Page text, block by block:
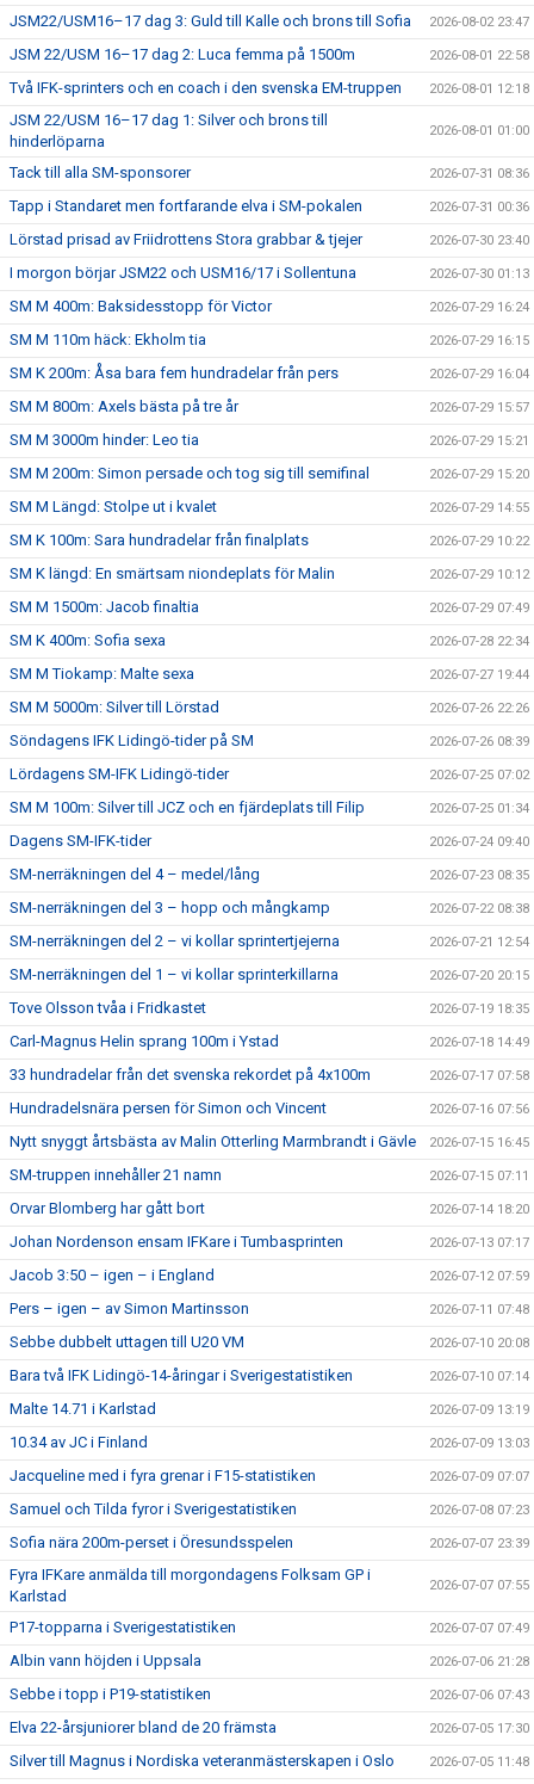
JSM22/USM16–17 dag 3: Guld till Kalle och brons till Sofia 2026-08-02 23:47
JSM 22/USM 16–17 dag 2: Luca femma på 1500m 2026-08-01 22:58
Två IFK-sprinters och en coach i den svenska EM-truppen 2026-08-01 12:18
JSM 22/USM 16–17 dag 1: Silver och brons till
hinderlöparna
2026-08-01 01:00
Tack till alla SM-sponsorer 2026-07-31 08:36
Tapp i Standaret men fortfarande elva i SM-pokalen 2026-07-31 00:36
Lörstad prisad av Friidrottens Stora grabbar & tjejer 2026-07-30 23:40
I morgon börjar JSM22 och USM16/17 i Sollentuna 2026-07-30 01:13
SM M 400m: Baksidesstopp för Victor 2026-07-29 16:24
SM M 110m häck: Ekholm tia 2026-07-29 16:15
SM K 200m: Åsa bara fem hundradelar från pers 2026-07-29 16:04
SM M 800m: Axels bästa på tre år 2026-07-29 15:57
SM M 3000m hinder: Leo tia 2026-07-29 15:21
SM M 200m: Simon persade och tog sig till semifinal 2026-07-29 15:20
SM M Längd: Stolpe ut i kvalet 2026-07-29 14:55
SM K 100m: Sara hundradelar från finalplats 2026-07-29 10:22
SM K längd: En smärtsam niondeplats för Malin 2026-07-29 10:12
SM M 1500m: Jacob finaltia 2026-07-29 07:49
SM K 400m: Sofia sexa 2026-07-28 22:34
SM M Tiokamp: Malte sexa 2026-07-27 19:44
SM M 5000m: Silver till Lörstad 2026-07-26 22:26
Söndagens IFK Lidingö-tider på SM 2026-07-26 08:39
Lördagens SM-IFK Lidingö-tider 2026-07-25 07:02
SM M 100m: Silver till JCZ och en fjärdeplats till Filip 2026-07-25 01:34
Dagens SM-IFK-tider 2026-07-24 09:40
SM-nerräkningen del 4 – medel/lång 2026-07-23 08:35
SM-nerräkningen del 3 – hopp och mångkamp 2026-07-22 08:38
SM-nerräkningen del 2 – vi kollar sprintertjejerna 2026-07-21 12:54
SM-nerräkningen del 1 – vi kollar sprinterkillarna 2026-07-20 20:15
Tove Olsson tvåa i Fridkastet 2026-07-19 18:35
Carl-Magnus Helin sprang 100m i Ystad 2026-07-18 14:49
33 hundradelar från det svenska rekordet på 4x100m 2026-07-17 07:58
Hundradelsnära persen för Simon och Vincent 2026-07-16 07:56
Nytt snyggt årtsbästa av Malin Otterling Marmbrandt i Gävle 2026-07-15 16:45
SM-truppen innehåller 21 namn 2026-07-15 07:11
Orvar Blomberg har gått bort 2026-07-14 18:20
Johan Nordenson ensam IFKare i Tumbasprinten 2026-07-13 07:17
Jacob 3:50 – igen – i England 2026-07-12 07:59
Pers – igen – av Simon Martinsson 2026-07-11 07:48
Sebbe dubbelt uttagen till U20 VM 2026-07-10 20:08
Bara två IFK Lidingö-14-åringar i Sverigestatistiken 2026-07-10 07:14
Malte 14.71 i Karlstad 2026-07-09 13:19
10.34 av JC i Finland 2026-07-09 13:03
Jacqueline med i fyra grenar i F15-statistiken 2026-07-09 07:07
Samuel och Tilda fyror i Sverigestatistiken 2026-07-08 07:23
Sofia nära 200m-perset i Öresundsspelen 2026-07-07 23:39
Fyra IFKare anmälda till morgondagens Folksam GP i
Karlstad
2026-07-07 07:55
P17-topparna i Sverigestatistiken 2026-07-07 07:49
Albin vann höjden i Uppsala 2026-07-06 21:28
Sebbe i topp i P19-statistiken 2026-07-06 07:43
Elva 22-årsjuniorer bland de 20 främsta 2026-07-05 17:30
Silver till Magnus i Nordiska veteranmästerskapen i Oslo 2026-07-05 11:48